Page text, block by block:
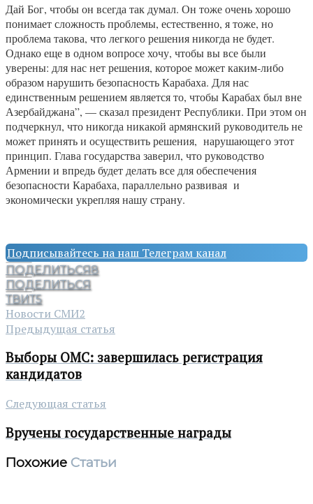
Дай Бог, чтобы он всегда так думал. Он тоже очень хорошо
понимает сложность проблемы, естественно, я тоже, но
проблема такова, что легкого решения никогда не будет.
Однако еще в одном вопросе хочу, чтобы вы все были
уверены: для нас нет решения, которое может каким-либо
образом нарушить безопасность Карабаха. Для нас
единственным решением является то, чтобы Карабах был вне
Азербайджана”, — сказал президент Республики. При этом он
подчеркнул, что никогда никакой армянский руководитель не
может принять и осуществить решения, нарушающего этот
принцип. Глава государства заверил, что руководство
Армении и впредь будет делать все для обеспечения
безопасности Карабаха, параллельно развивая и
экономически укрепляя нашу страну.
Подписывайтесь на наш Телеграм канал
ПОДЕЛИТЬСЯ8
ПОДЕЛИТЬСЯ
ТВИТ5
Новости СМИ2
Предыдущая статья
Выборы ОМС: завершилась регистрация
кандидатов
Следующая статья
Вручены государственные награды
Похожие Статьи